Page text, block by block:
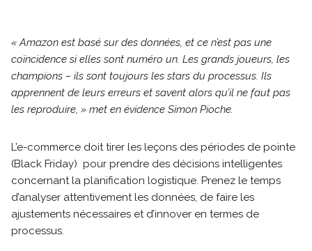
« Amazon est basé sur des données, et ce n’est pas une
coïncidence si elles sont numéro un. Les grands joueurs, les
champions – ils sont toujours les stars du processus. Ils
apprennent de leurs erreurs et savent alors qu’il ne faut pas
les reproduire, » met en évidence Simon Pioche.
L’e-commerce doit tirer les leçons des périodes de pointe
(Black Friday) pour prendre des décisions intelligentes
concernant la planification logistique. Prenez le temps
d’analyser attentivement les données, de faire les
ajustements nécessaires et d’innover en termes de
processus.